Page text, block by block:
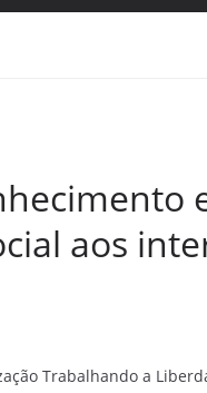
aos
Trabalhando a